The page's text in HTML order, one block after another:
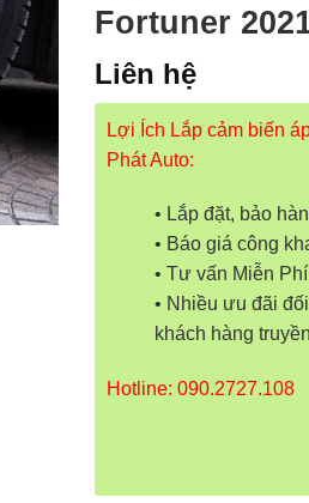
Fortuner
Liên hệ
Lợi Ích Lắp cảm biến
Phát Auto:
• Lắp đặt, bảo
• Báo giá công
• Tư vấn Miễn
• Nhiều ưu đãi
khách hàng
Hotline: 090.2727.108